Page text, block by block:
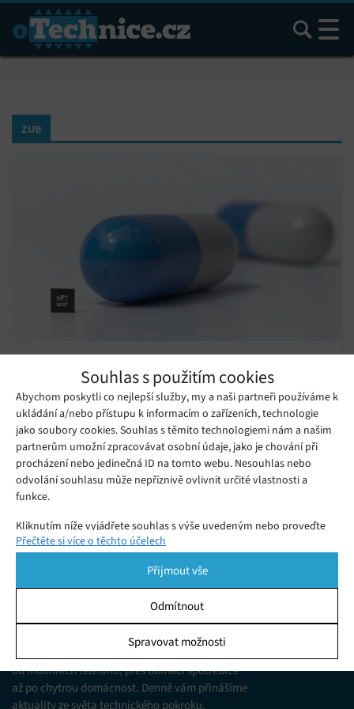
Souhlas s použitím cookies
Abychom poskytli co nejlepší služby, my a naši partneři používáme k
ukládání a/nebo přístupu k informacím o zařízeních, technologie
jako soubory cookies. Souhlas s těmito technologiemi nám a našim
partnerům umožní zpracovávat osobní údaje, jako je chování při
procházení nebo jedinečná ID na tomto webu. Nesouhlas nebo
odvolání souhlasu může nepříznivě ovlivnit určité vlastnosti a
funkce.
Kliknutím níže vyjádřete souhlas s výše uvedeným nebo proveďte
podrobnější rozhodnutí. Vaše volby budou použity pouze na tomto
pomocí přepínačů v Zásadách cookies nebo kliknutím na tlačítko
Spravovat souhlas ve spodní části obrazovky.
Ukládání a/nebo přístup k informacím v zařízení, Porozumění
publiku prostřednictvím statistik nebo kombinací údajů z
různých zdrojů.
Přečtěte si více o těchto účelech
Přijmout vše
Odmítnout
Spravovat možnosti
Hledat
ZUB
slin, který lze připevnit na zub
Úterý 14. 03. 2023 Samuel
Miniaturizace technologií je pro výrobce nositelných zařízení
obrovskou výzvou a zároveň nutností.
Jsme web zajímající se o technologické novinky
od mobilních telefonů, přes domácí spotřebiče
až po chytrou domácnost. Denně vám přinášíme
aktuality ze světa technického pokroku,